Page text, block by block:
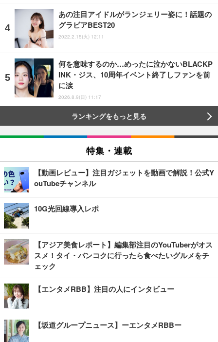
あの注目アイドルがランジェリー姿に！話題の
グラビアBEST20
2022.2.15(火) 12:11
何を意味するのか…めったに泣かないBLACKP
INK・ジス、10周年イベント終了しファンを前
に涙
2026.8.9(日) 11:17
ランキングをもっと見る
特集・連載
【動画レビュー】注目ガジェットを動画で解説！公式Y
ouTubeチャンネル
10G光回線導入レポ
【アジア美食レポート】編集部注目のYouTuberがオス
スメ！タイ・バンコクに行ったら食べたいグルメをチ
ェック
【エンタメRBB】注目の人にインタビュー
【坂道グループニュース】ーエンタメRBBー